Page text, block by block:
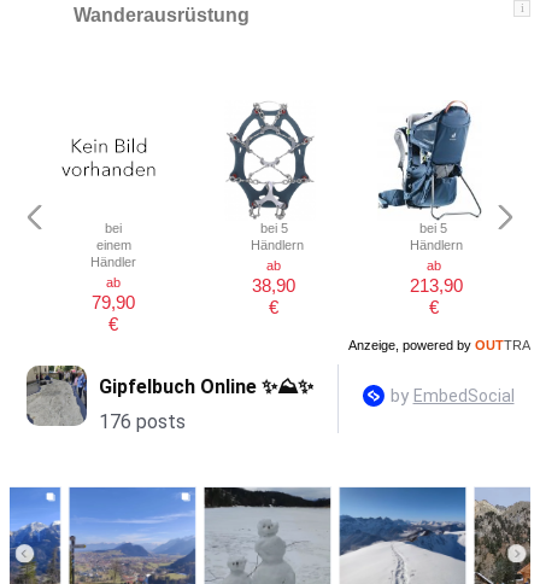
i
Wanderausrüstung
bei
einem
Händler
ab
79,90
€
bei 5
Händlern
ab
38,90
€
bei 5
Händlern
ab
213,90
€
Anzeige, powered by OUTTRA